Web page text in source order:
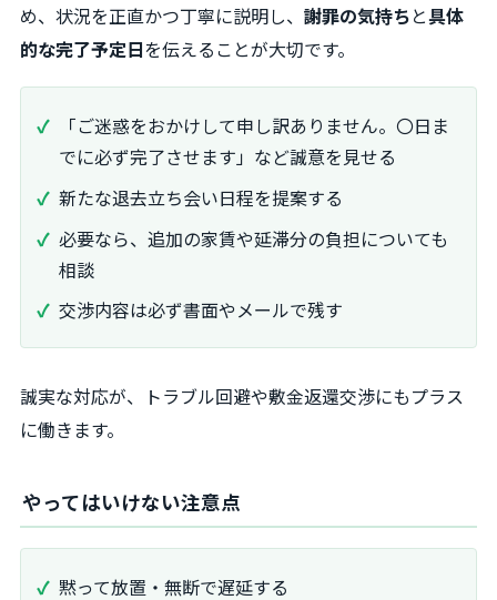
め、状況を正直かつ丁寧に説明し、 謝罪の気持ちと具体
的な完了予定日を伝えることが大切です。
「ご迷惑をおかけして申し訳ありません。〇日ま
でに必ず完了させます」など誠意を見せる
新たな退去立ち会い日程を提案する
必要なら、追加の家賃や延滞分の負担についても
相談
交渉内容は必ず書面やメールで残す
誠実な対応が、トラブル回避や敷金返還交渉にもプラス
に働きます。
やってはいけない注意点
黙って放置・無断で遅延する